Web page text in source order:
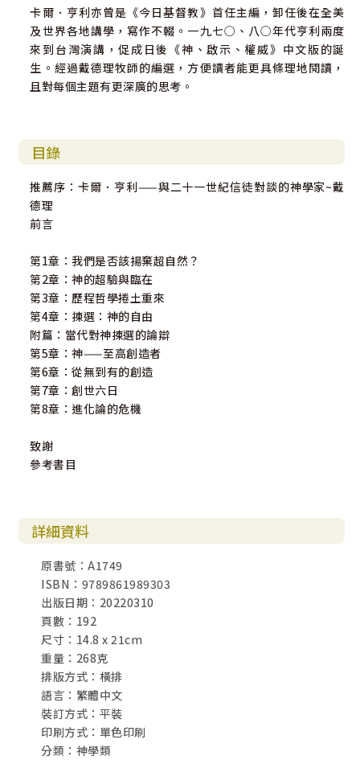
卡爾．亨利亦曾是《今日基督教》首任主編，卸任後在全美
及世界各地講學，寫作不輟。一九七○、八○年代亨利兩度
來到台灣演講，促成日後《神、啟示、權威》中文版的誕
生。經過戴德理牧師的編選，方便讀者能更具條理地閱讀，
且對每個主題有更深廣的思考。
目錄
推薦序：卡爾．亨利——與二十一世紀信徒對談的神學家~戴
德理
前言
第1章：我們是否該揚棄超自然？
第2章：神的超驗與臨在
第3章：歷程哲學捲土重來
第4章：揀選：神的自由
附篇：當代對神揀選的論辯
第5章：神——至高創造者
第6章：從無到有的創造
第7章：創世六日
第8章：進化論的危機
致謝
參考書目
詳細資料
原書號：A1749
ISBN：9789861989303
出版日期：20220310
頁數：192
尺寸：14.8 x 21cm
重量：268克
排版方式：橫排
語言：繁體中文
裝訂方式：平裝
印刷方式：單色印刷
分類：神學類